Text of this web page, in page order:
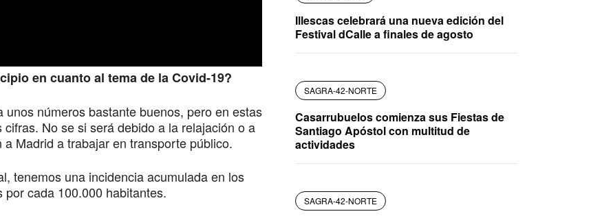
en cuanto al tema de la Covid-19?
números bastante buenos, pero en estas
No se si será debido a la relajación o a
Madrid a trabajar en transporte público.
tenemos una incidencia acumulada en los
cada 100.000 habitantes.
Illescas celebrará una nueva edición del
Festival dCalle a finales de agosto
SAGRA-42-NORTE
Casarrubuelos comienza sus Fiestas de
Santiago Apóstol con multitud de
actividades
SAGRA-42-NORTE